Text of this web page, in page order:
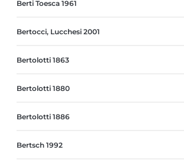
Berti Toesca 1961
Bertocci, Lucchesi 2001
Bertolotti 1863
Bertolotti 1880
Bertolotti 1886
Bertsch 1992